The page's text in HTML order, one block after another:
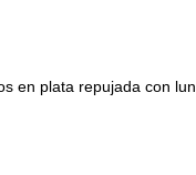
en plata repujada con